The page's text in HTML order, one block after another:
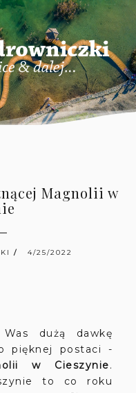
Magnolii w
4/25/2022
dużą dawkę
pięknej postaci -
w Cieszynie.
to co roku